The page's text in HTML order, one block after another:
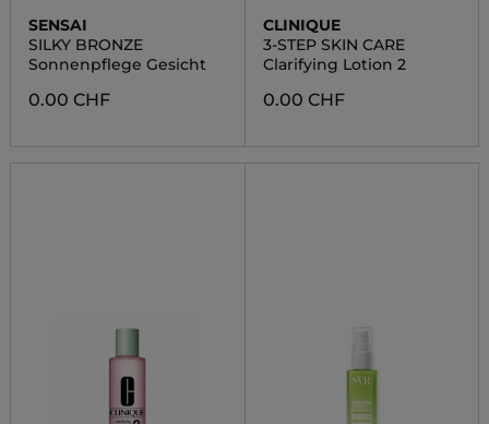
SENSAI
SILKY BRONZE
Sonnenpflege Gesicht
0.00 CHF
CLINIQUE
3-STEP SKIN CARE
Clarifying Lotion 2
0.00 CHF